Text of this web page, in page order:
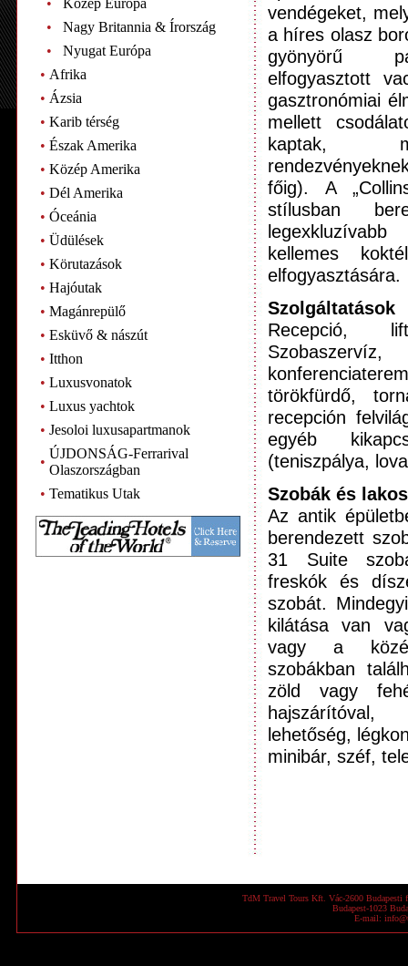
•
Közép Európa
•
Nagy Britannia & Írország
•
Nyugat Európa
• Afrika
• Ázsia
• Karib térség
• Észak Amerika
• Közép Amerika
• Dél Amerika
• Óceánia
• Üdülések
• Körutazások
• Hajóutak
• Magánrepülő
• Esküvő & nászút
• Itthon
• Luxusvonatok
• Luxus yachtok
• Jesoloi luxusapartmanok
•
ÚJDONSÁG-Ferrarival
Olaszországban
• Tematikus Utak
vendégeket,
a híres olasz
gyönyörű
elfogyasztott
gasztronómiai
mellett
kaptak,
főig). A
stílusban
kellemes
elfogyasztására.
Szolgáltatások
Recepció,
törökfürdő,
recepción
egyéb
(teniszpálya,
Szobák és
Az antik
berendezett
31 Suite
freskók és
szobát.
kilátása van
vagy a
szobákban
zöld vagy
hajszárítóval,
lehetőség,
minibár, széf,
TdM Travel Tours Kft. Vác-2600
Budapest-1023
E-mail: